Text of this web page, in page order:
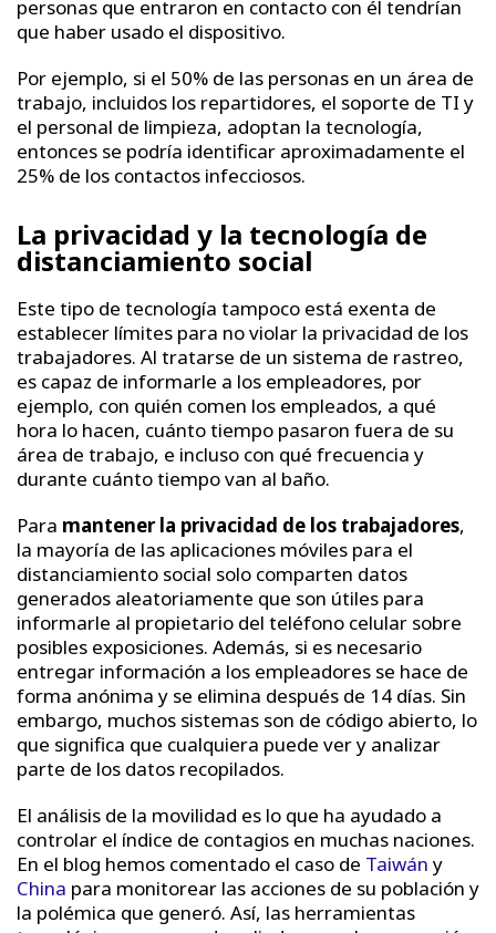
personas que entraron en contacto con él tendrían
que haber usado el dispositivo.
Por ejemplo, si el 50% de las personas en un área de
trabajo, incluidos los repartidores, el soporte de TI y
el personal de limpieza, adoptan la tecnología,
entonces se podría identificar aproximadamente el
25% de los contactos infecciosos.
La privacidad y la tecnología de
distanciamiento social
Este tipo de tecnología tampoco está exenta de
establecer límites para no violar la privacidad de los
trabajadores. Al tratarse de un sistema de rastreo,
es capaz de informarle a los empleadores, por
ejemplo, con quién comen los empleados, a qué
hora lo hacen, cuánto tiempo pasaron fuera de su
área de trabajo, e incluso con qué frecuencia y
durante cuánto tiempo van al baño.
Para mantener la privacidad de los trabajadores,
la mayoría de las aplicaciones móviles para el
distanciamiento social solo comparten datos
generados aleatoriamente que son útiles para
informarle al propietario del teléfono celular sobre
posibles exposiciones. Además, si es necesario
entregar información a los empleadores se hace de
forma anónima y se elimina después de 14 días. Sin
embargo, muchos sistemas son de código abierto, lo
que significa que cualquiera puede ver y analizar
parte de los datos recopilados.
El análisis de la movilidad es lo que ha ayudado a
controlar el índice de contagios en muchas naciones.
En el blog hemos comentado el caso de Taiwán y
China para monitorear las acciones de su población y
la polémica que generó. Así, las herramientas